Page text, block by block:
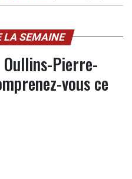
LA SEMAINE
Pierre-
vous ce